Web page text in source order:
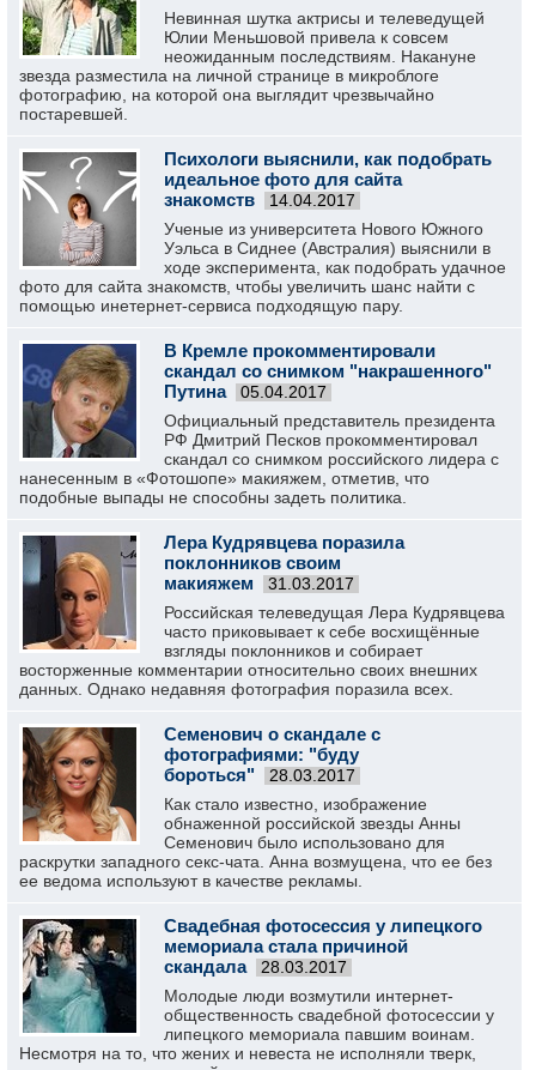
Невинная шутка актрисы и телеведущей
Юлии Меньшовой привела к совсем
неожиданным последствиям. Накануне
звезда разместила на личной странице в микроблоге
фотографию, на которой она выглядит чрезвычайно
постаревшей.
Психологи выяснили, как подобрать
идеальное фото для сайта
знакомств
14.04.2017
Ученые из университета Нового Южного
Уэльса в Сиднее (Австралия) выяснили в
ходе эксперимента, как подобрать удачное
фото для сайта знакомств, чтобы увеличить шанс найти с
помощью инетернет-сервиса подходящую пару.
В Кремле прокомментировали
скандал со снимком "накрашенного"
Путина
05.04.2017
Официальный представитель президента
РФ Дмитрий Песков прокомментировал
скандал со снимком российского лидера с
нанесенным в «Фотошопе» макияжем, отметив, что
подобные выпады не способны задеть политика.
Лера Кудрявцева поразила
поклонников своим
макияжем
31.03.2017
Российская телеведущая Лера Кудрявцева
часто приковывает к себе восхищённые
взгляды поклонников и собирает
восторженные комментарии относительно своих внешних
данных. Однако недавняя фотография поразила всех.
Семенович о скандале с
фотографиями: "буду
бороться"
28.03.2017
Как стало известно, изображение
обнаженной российской звезды Анны
Семенович было использовано для
раскрутки западного секс-чата. Анна возмущена, что ее без
ее ведома используют в качестве рекламы.
Свадебная фотосессия у липецкого
мемориала стала причиной
скандала
28.03.2017
Молодые люди возмутили интернет-
общественность свадебной фотосессии у
липецкого мемориала павшим воинам.
Несмотря на то, что жених и невеста не исполняли тверк,